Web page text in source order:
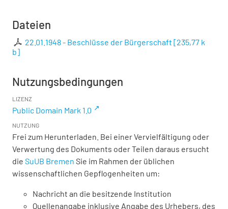
Dateien
22.01.1948 - Beschlüsse der Bürgerschaft [235,77 k
b]
Nutzungsbedingungen
LIZENZ
Public Domain Mark 1.0
NUTZUNG
Frei zum Herunterladen. Bei einer Vervielfältigung oder
Verwertung des Dokuments oder Teilen daraus ersucht
die SuUB Bremen Sie im Rahmen der üblichen
wissenschaftlichen Gepflogenheiten um:
Nachricht an die besitzende Institution
Quellenangabe inklusive Angabe des Urhebers, des